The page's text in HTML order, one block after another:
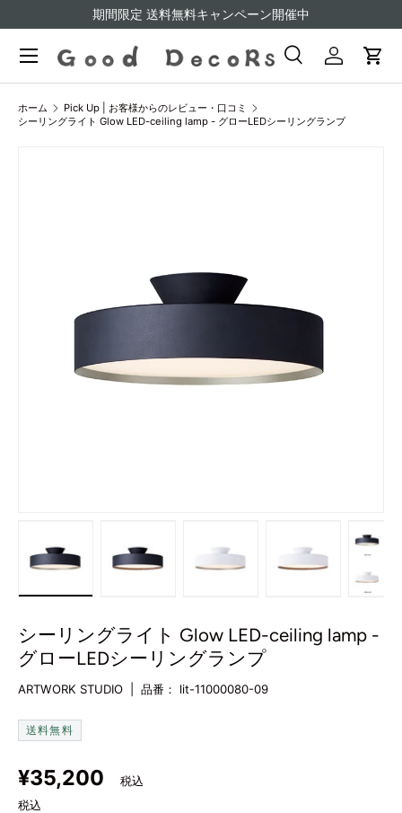
コンテンツへスキップ
期間限定 送料無料キャンペーン開催中
検索
検索 ログインカー
ホーム
Pick Up | お客様からのレビュー・口コミ
シーリングライト Glow LED-ceiling lamp - グローLEDシーリングランプ
シーリングライト Glow LED-ceiling lamp -
グローLEDシーリングランプ
ARTWORK STUDIO 品番： lit-11000080-09
送料無料
定価
¥35,200
税込